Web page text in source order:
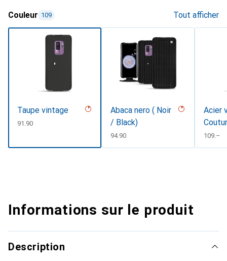
Couleur 109 Tout afficher
Taupe vintage
CHF
91.90
Abaca nero ( Noir
/ Black)
CHF
94.90
Acier
CHF
109.–
Informations sur le produit
Description